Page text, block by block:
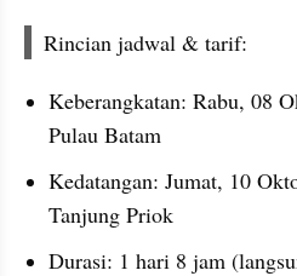
Rincian jadwal & tarif:
Keberangkatan: Rabu, 08
Pulau Batam
Kedatangan: Jumat, 10
Tanjung Priok
Durasi: 1 hari 8 jam